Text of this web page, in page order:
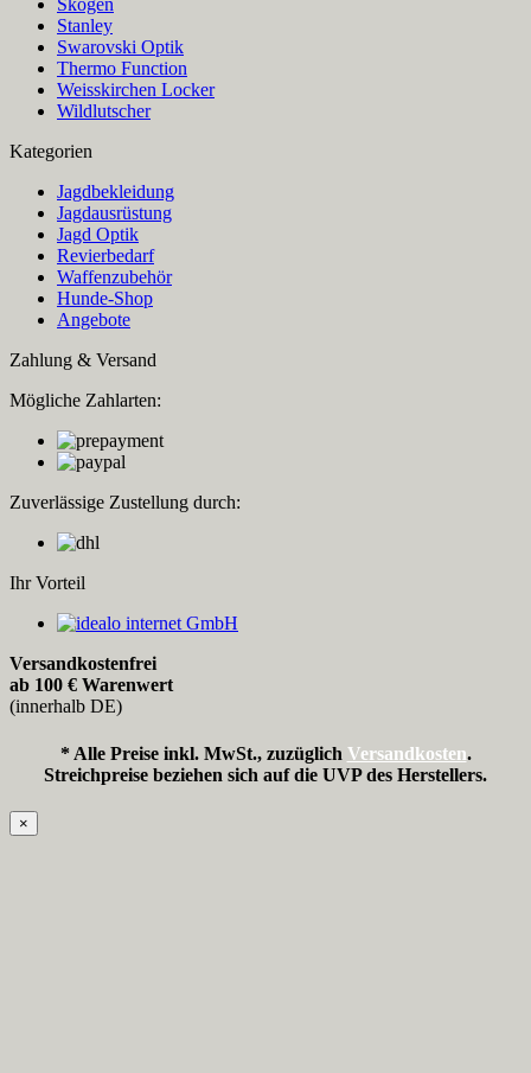
Skogen
Stanley
Swarovski Optik
Thermo Function
Weisskirchen Locker
Wildlutscher
Kategorien
Jagdbekleidung
Jagdausrüstung
Jagd Optik
Revierbedarf
Waffenzubehör
Hunde-Shop
Angebote
Zahlung & Versand
Mögliche Zahlarten:
Zuverlässige Zustellung durch:
Ihr Vorteil
Versandkostenfrei
ab 100 € Warenwert
(innerhalb DE)
* Alle Preise inkl. MwSt., zuzüglich Versandkosten.
Streichpreise beziehen sich auf die UVP des Herstellers.
×